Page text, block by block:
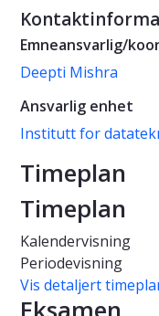
Emneansvarlig/
Deepti Mishra
Ansvarlig enhet
Institutt for
Timeplan
Timeplan
Kalendervisning
Periodevisning
Vis detaljert